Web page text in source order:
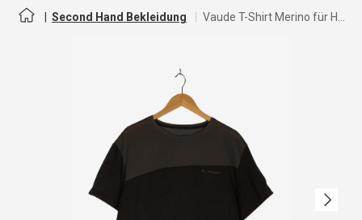
Second Hand Bekleidung
Nächste